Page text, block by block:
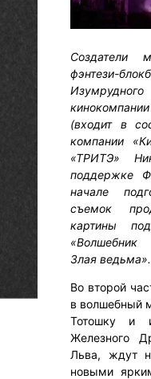
Создатели
фэнтези-
Изумрудного
(входит в
компании
«ТРИТЭ»
поддержке
начале
съемок
картины
«Волшебник
Злая ведьма».
Во второй
в волшебный
Тотошку и
Железного
Льва, ждут
новыми